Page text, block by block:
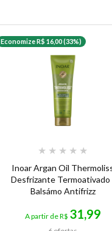
Economize R$ 16,00 (33%)
★ ★ ★ ★ ★
Inoar Argan Oil
Desfrizante Termoativado
Balsámo Antifrizz
A partir de R$ 31,99